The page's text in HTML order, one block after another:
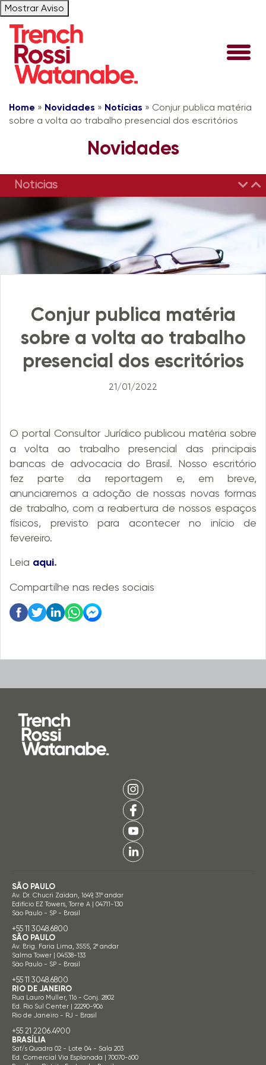
Mostrar Aviso
Home » Novidades » Notícias » Conjur publica matéria
sobre a volta ao trabalho presencial dos escritórios
Novidades
Notícias
Conjur publica matéria
sobre a volta ao trabalho
presencial dos escritórios
21/01/2022
O portal Consultor Jurídico publicou matéria sobre
a volta ao trabalho presencial das principais
bancas de advocacia do Brasil. Nosso escritório
fez parte da reportagem e, em breve,
anunciaremos a adoção de nossas novas formas
de trabalho, com a reabertura de nossos espaços
físicos, previsto para acontecer no início de
fevereiro.
Leia aqui.
Compartilhe nas redes sociais
SÃO PAULO
Av. Dr. Chucri Zaidan, 1649, 31º andar
Edifício EZ Towers, Torre A | 04711-130
São Paulo - SP - Brasil
+55 11 3048.6800
SÃO PAULO
Av. Brig. Faria Lima, 3555, 2º andar
Salma Tower | 04538-133
São Paulo - SP - Brasil
+55 11 3048.6800
RIO DE JANEIRO
Rua Lauro Muller, 116 - Conj. 2802
Ed. Rio Sul Center | 22290-906
Rio de Janeiro - RJ - Brasil
+55 21 2206.4900
BRASÍLIA
Saf/s Quadra 02 - Lote 04 - Sala 203
Ed. Comercial Via Esplanada | 70070-600